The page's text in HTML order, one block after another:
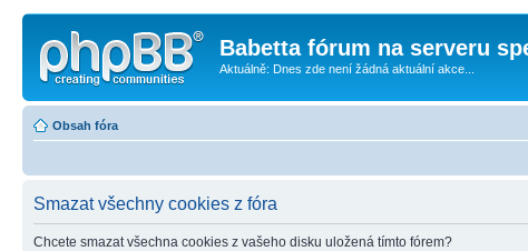
Babetta fórum na serveru
Aktuálně: Dnes zde není žádná aktuální akce...
Obsah fóra
Smazat všechny cookies z fóra
Chcete smazat všechna cookies z vašeho disku uložená tímto fórem?